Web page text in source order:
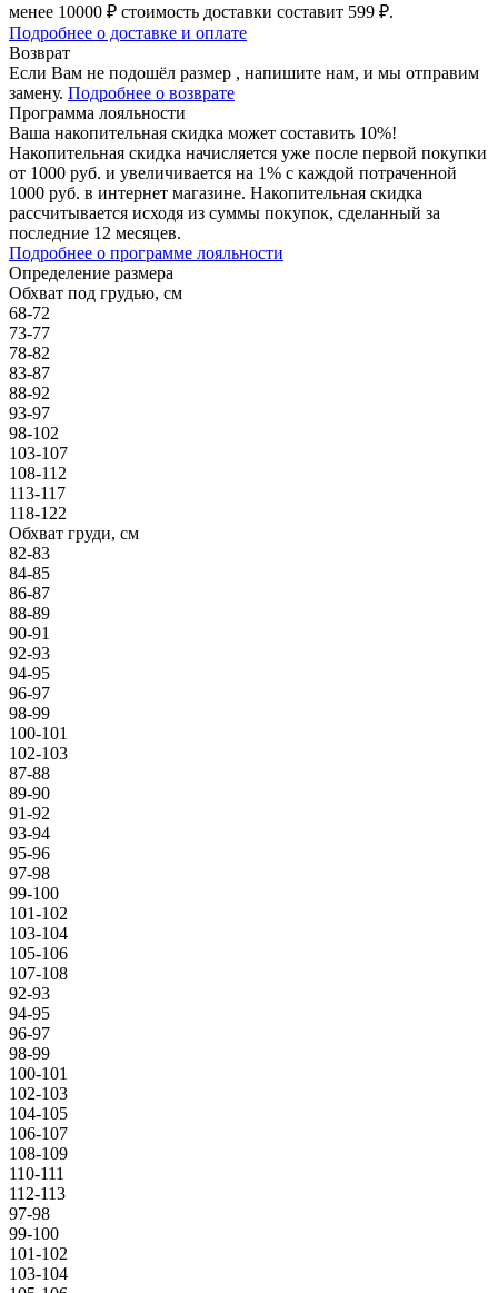
менее 10000 ₽ стоимость доставки составит 599 ₽.
Подробнее о доставке и оплате
Возврат
Если Вам не подошёл размер , напишите нам, и мы отправим
замену. Подробнее о возврате
Программа лояльности
Ваша накопительная скидка может составить 10%!
Накопительная скидка начисляется уже после первой покупки
от 1000 руб. и увеличивается на 1% с каждой потраченной
1000 руб. в интернет магазине. Накопительная скидка
рассчитывается исходя из суммы покупок, сделанный за
последние 12 месяцев.
Подробнее о программе лояльности
Определение размера
Обхват под грудью, см
68-72
73-77
78-82
83-87
88-92
93-97
98-102
103-107
108-112
113-117
118-122
Обхват груди, см
82-83
84-85
86-87
88-89
90-91
92-93
94-95
96-97
98-99
100-101
102-103
87-88
89-90
91-92
93-94
95-96
97-98
99-100
101-102
103-104
105-106
107-108
92-93
94-95
96-97
98-99
100-101
102-103
104-105
106-107
108-109
110-111
112-113
97-98
99-100
101-102
103-104